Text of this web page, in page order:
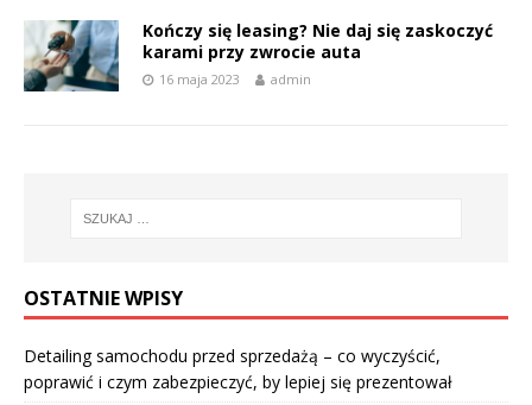
Kończy się leasing? Nie daj się zaskoczyć
karami przy zwrocie auta
16 maja 2023 admin
OSTATNIE WPISY
Detailing samochodu przed sprzedażą – co wyczyścić,
poprawić i czym zabezpieczyć, by lepiej się prezentował